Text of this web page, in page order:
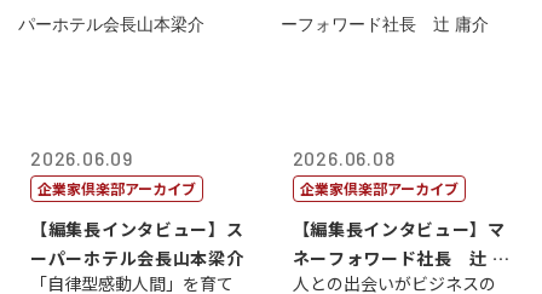
2026.06.09
企業家倶楽部アーカイブ
【編集長インタビュー】ス
ーパーホテル会長山本梁介
「自律型感動人間」を育て
2026.06.08
企業家倶楽部アーカイブ
【編集長インタビュー】マ
ネーフォワード社長 辻 庸
介
人との出会いがビジネスの